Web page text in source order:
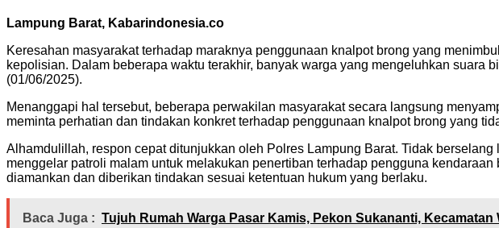
Lampung Barat, Kabarindonesia.co
Keresahan masyarakat terhadap maraknya penggunaan knalpot brong yang
kepolisian. Dalam beberapa waktu terakhir, banyak warga yang mengeluhkan suara
(01/06/2025).
Menanggapi hal tersebut, beberapa perwakilan masyarakat secara langsung
meminta perhatian dan tindakan konkret terhadap penggunaan knalpot brong yang
Alhamdulillah, respon cepat ditunjukkan oleh Polres Lampung Barat. Tidak
menggelar patroli malam untuk melakukan penertiban terhadap pengguna
diamankan dan diberikan tindakan sesuai ketentuan hukum yang berlaku.
Baca Juga : Tujuh Rumah Warga Pasar Kamis, Pekon Sukananti,